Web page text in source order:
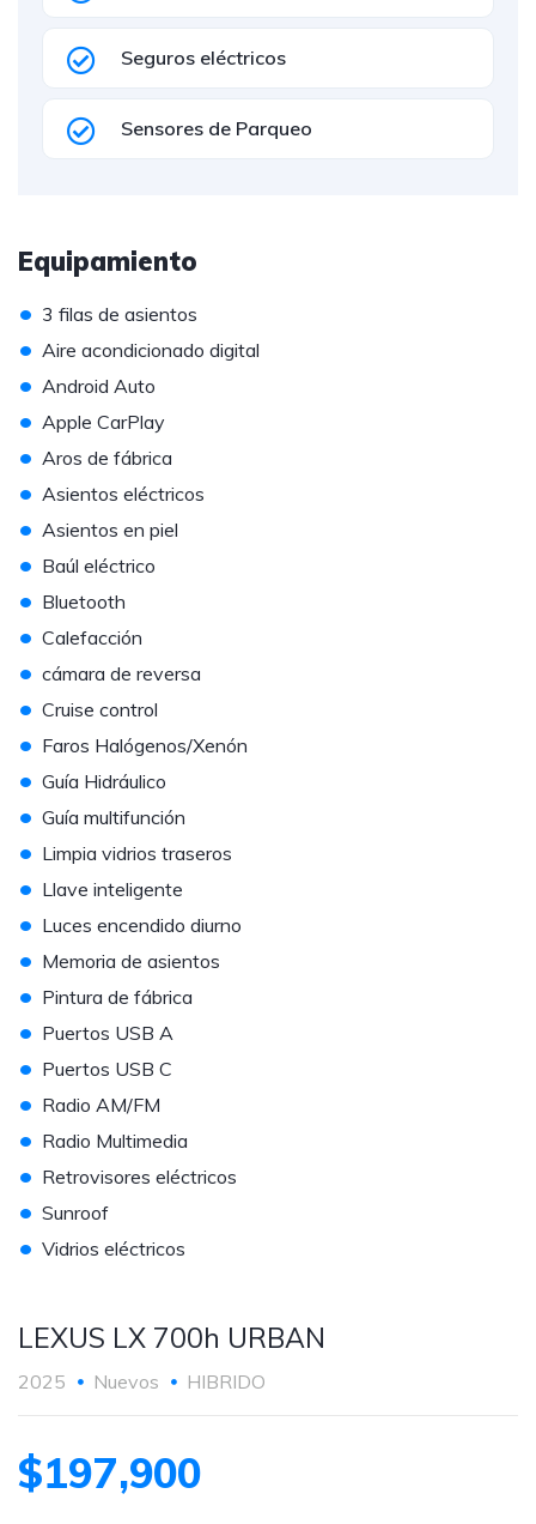
Seguros eléctricos
Sensores de Parqueo
Equipamiento
• 3 filas de asientos
• Aire acondicionado digital
• Android Auto
• Apple CarPlay
• Aros de fábrica
• Asientos eléctricos
• Asientos en piel
• Baúl eléctrico
• Bluetooth
• Calefacción
• cámara de reversa
• Cruise control
• Faros Halógenos/Xenón
• Guía Hidráulico
• Guía multifunción
• Limpia vidrios traseros
• Llave inteligente
• Luces encendido diurno
• Memoria de asientos
• Pintura de fábrica
• Puertos USB A
• Puertos USB C
• Radio AM/FM
• Radio Multimedia
• Retrovisores eléctricos
• Sunroof
• Vidrios eléctricos
LEXUS LX 700h URBAN
2025 Nuevos HIBRIDO
$197,900